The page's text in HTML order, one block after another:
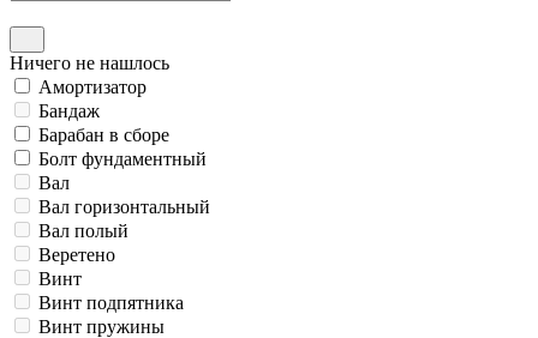
Ничего не нашлось
Амортизатор
Бандаж
Барабан в сборе
Болт фундаментный
Вал
Вал горизонтальный
Вал полый
Веретено
Винт
Винт подпятника
Винт пружины